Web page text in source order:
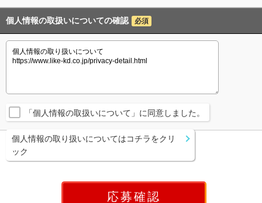
個人情報の取扱いについての確認 必須
「個人情報の取扱いについて」に同意しました。
個人情報の取り扱いについてはコチラをクリ
ック